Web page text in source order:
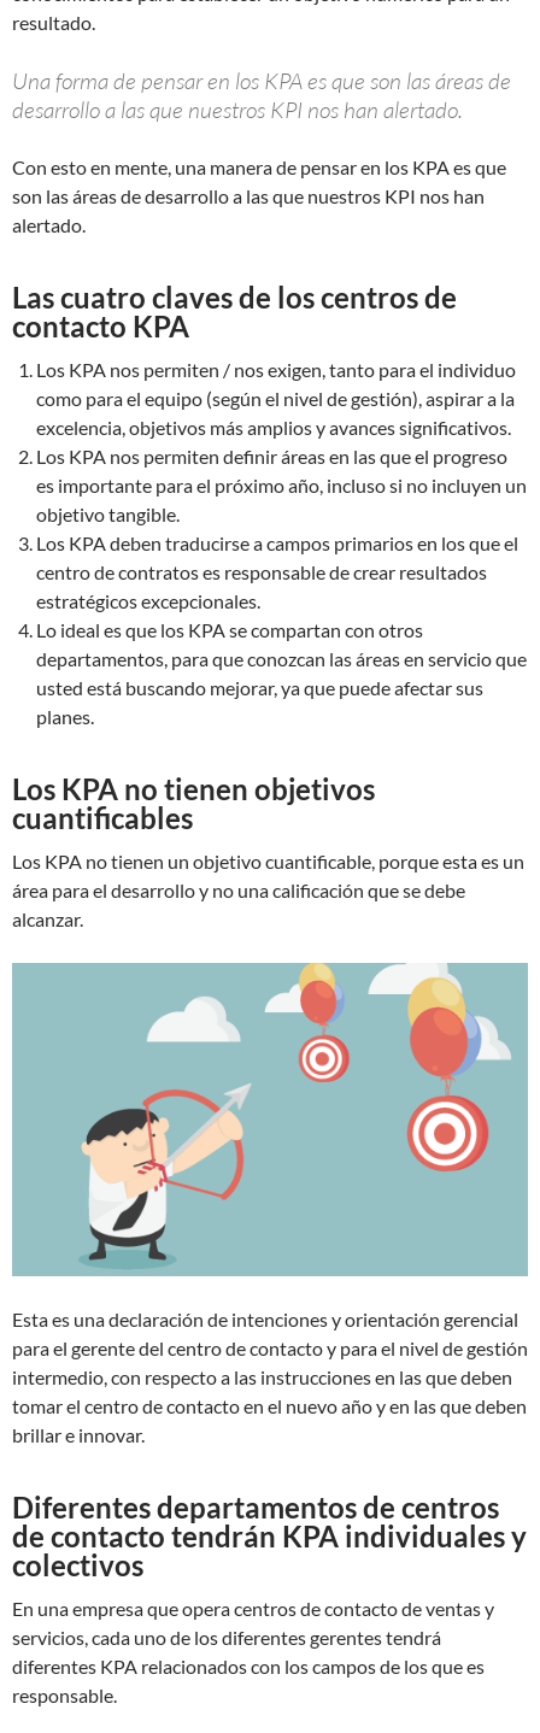
resultado.
Una forma de pensar en los KPA es que son las áreas de
desarrollo a las que nuestros KPI nos han alertado.
Con esto en mente, una manera de pensar en los KPA es que
son las áreas de desarrollo a las que nuestros KPI nos han
alertado.
Las cuatro claves de los centros de
contacto KPA
Los KPA nos permiten / nos exigen, tanto para el individuo
como para el equipo (según el nivel de gestión), aspirar a la
excelencia, objetivos más amplios y avances significativos.
Los KPA nos permiten definir áreas en las que el progreso
es importante para el próximo año, incluso si no incluyen un
objetivo tangible.
Los KPA deben traducirse a campos primarios en los que el
centro de contratos es responsable de crear resultados
estratégicos excepcionales.
Lo ideal es que los KPA se compartan con otros
departamentos, para que conozcan las áreas en servicio que
usted está buscando mejorar, ya que puede afectar sus
planes.
Los KPA no tienen objetivos
cuantificables
Los KPA no tienen un objetivo cuantificable, porque esta es un
área para el desarrollo y no una calificación que se debe
alcanzar.
Esta es una declaración de intenciones y orientación gerencial
para el gerente del centro de contacto y para el nivel de gestión
intermedio, con respecto a las instrucciones en las que deben
tomar el centro de contacto en el nuevo año y en las que deben
brillar e innovar.
Diferentes departamentos de centros
de contacto tendrán KPA individuales y
colectivos
En una empresa que opera centros de contacto de ventas y
servicios, cada uno de los diferentes gerentes tendrá
diferentes KPA relacionados con los campos de los que es
responsable.